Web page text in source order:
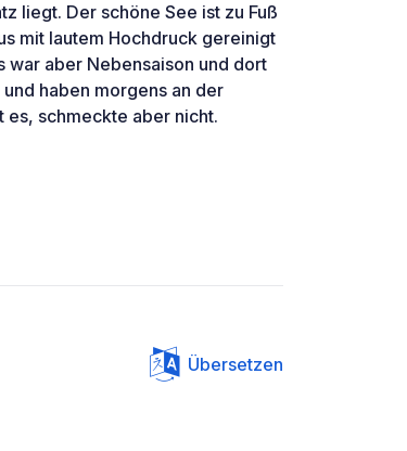
liegt. Der schöne See ist zu Fuß
mit lautem Hochdruck gereinigt
war aber Nebensaison und dort
haben morgens an der
es, schmeckte aber nicht.
Übersetzen